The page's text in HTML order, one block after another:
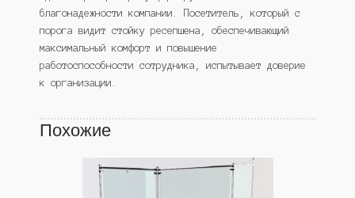
благонадежности компании. Посетитель, который с
порога видит стойку ресепшена, обеспечивающий
максимальный комфорт и повышение
работоспособности сотрудника, испытывает доверие
к организации.
Похожие